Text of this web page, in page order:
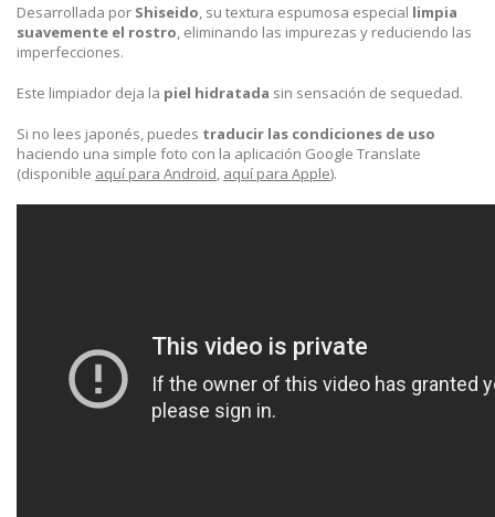
Desarrollada por Shiseido, su textura espumosa especial limpia
suavemente el rostro, eliminando las impurezas y reduciendo las
imperfecciones.
Este limpiador deja la piel hidratada sin sensación de sequedad.
Si no lees japonés, puedes traducir las condiciones de uso
haciendo una simple foto con la aplicación Google Translate
(disponible aquí para Android, aquí para Apple).